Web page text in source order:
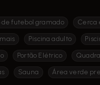
de futebol gramado Cerca
Piscina adulto
Portão Elétrico
Sauna Área verde